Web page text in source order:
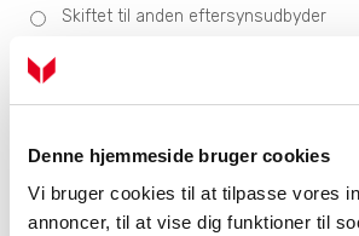
Denne hjemmeside bruger cookies
Vi bruger cookies til at tilpasse vores
annoncer, til at vise dig funktioner til
Skiftet til anden eftersynsudbyder
For dyrt